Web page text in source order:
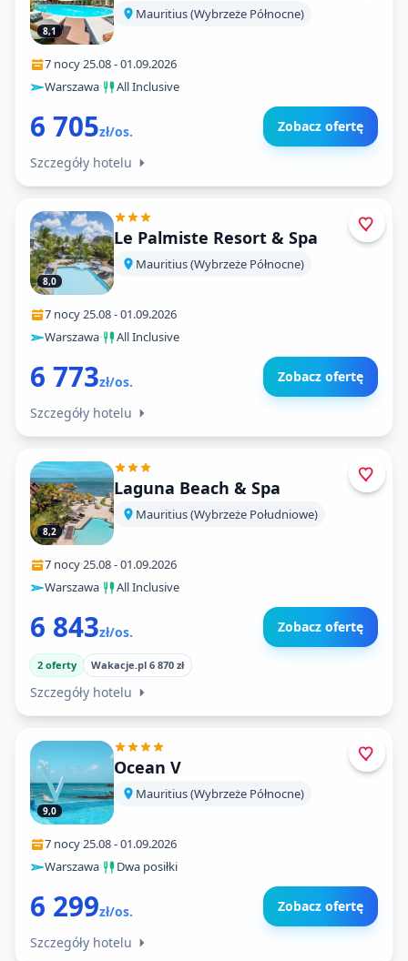
8,1
Mauritius (Wybrzeże Północne)
7 nocy·25.08-01.09.2026
Warszawa· All Inclusive
6 705zł/os. Zobacz ofertę
Szczegóły hotelu
8,0
Le Palmiste Resort & Spa
Mauritius (Wybrzeże Północne)
7 nocy·25.08-01.09.2026
Warszawa· All Inclusive
6 773zł/os. Zobacz ofertę
Szczegóły hotelu
8,2
Laguna Beach & Spa
Mauritius (Wybrzeże Południowe)
7 nocy·25.08-01.09.2026
Warszawa· All Inclusive
6 843zł/os. Zobacz ofertę
2 oferty Wakacje.pl 6 870 zł
Szczegóły hotelu
9,0
Ocean V
Mauritius (Wybrzeże Północne)
7 nocy·25.08-01.09.2026
Warszawa· Dwa posiłki
6 299zł/os. Zobacz ofertę
Szczegóły hotelu